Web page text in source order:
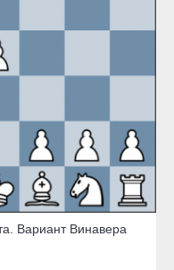
Вариант Винавера